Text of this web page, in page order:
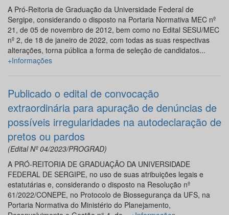
A Pró-Reitoria de Graduação da Universidade Federal de
Sergipe, considerando o disposto na Portaria Normativa MEC nº
21, de 05 de novembro de 2012, bem como no Edital SESU/MEC
nº 2, de 18 de janeiro de 2022, com todas as suas respectivas
alterações, torna pública a forma de seleção de candidatos...
+Informações
Publicado o edital de convocação
extraordinária para apuração de denúncias de
possíveis irregularidades na autodeclaração de
pretos ou pardos
(Edital Nº 04/2023/PROGRAD)
A PRÓ-REITORIA DE GRADUAÇÃO DA UNIVERSIDADE
FEDERAL DE SERGIPE, no uso de suas atribuições legais e
estatutárias e, considerando o disposto na Resolução nº
61/2022/CONEPE, no Protocolo de Biossegurança da UFS, na
Portaria Normativa do Ministério do Planejamento,